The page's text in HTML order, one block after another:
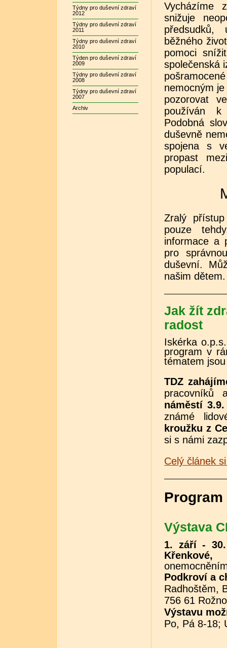
Týdny pro duševní zdraví
2012
Týdny pro duševní zdraví
2011
Týdny pro duševní zdraví
2010
Týden pro duševní zdraví
2009
Týdny pro duševní zdraví
2008
Týdny pro duševní zdraví
2007
Archiv
Vycházíme
snižuje
předsudků,
běžného
pomoci
společenská
nemocným
pozorovat
používán k
Podobná
duševně
spojena s
propast
populací.
Zralý
pouze
informace a
pro
duševní.
našim dětem.
Jak žít
radost
Iskérka
program v
tématem
TDZ
pracovníků
náměstí
známé
kroužku z
si s námi
Celý článek
Program
Výstava
1. září -
Podkroví a
Radhoštěm,
756 61
Výstavu
Po, Pá 8-18;